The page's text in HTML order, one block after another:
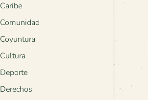
Caribe
Comunidad
Coyuntura
Cultura
Deporte
Derechos